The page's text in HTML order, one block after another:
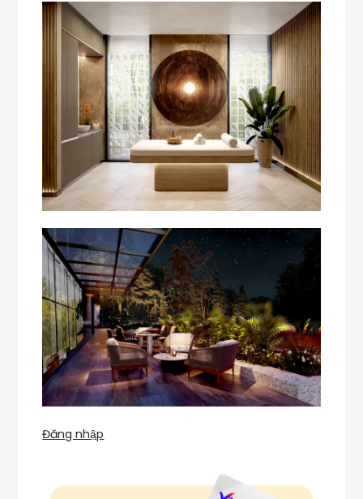
Đăng nhập